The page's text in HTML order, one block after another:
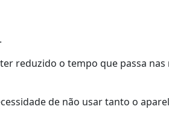
reduzido o tempo que passa nas
de não usar tanto o